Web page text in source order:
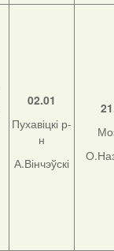
02.01
Пухавіцкі р-
н
А.Вінчэўскі